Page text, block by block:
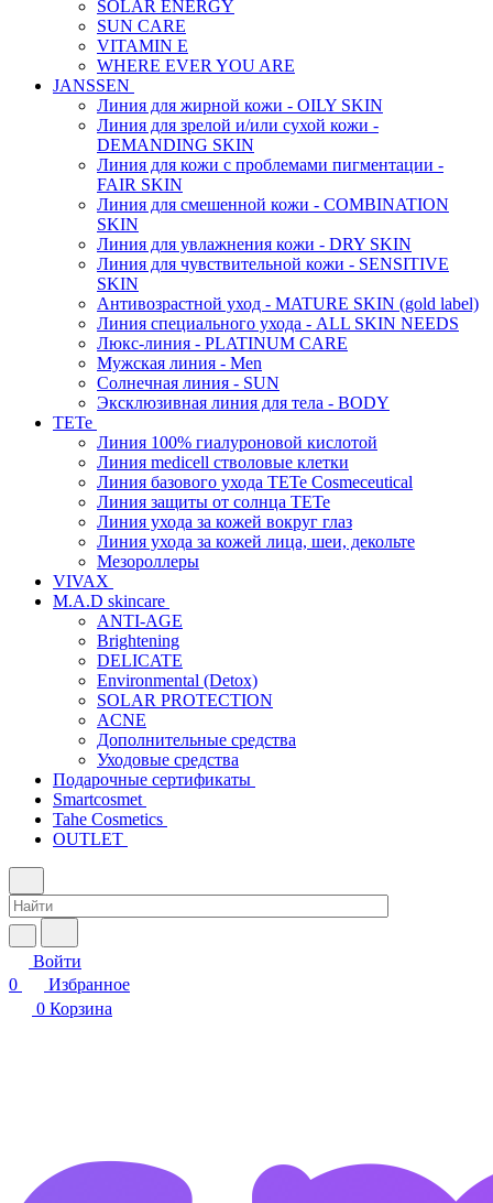
SOLAR ENERGY
SUN CARE
VITAMIN E
WHERE EVER YOU ARE
JANSSEN
Линия для жирной кожи - OILY SKIN
Линия для зрелой и/или сухой кожи -
DEMANDING SKIN
Линия для кожи с проблемами пигментации -
FAIR SKIN
Линия для смешенной кожи - COMBINATION
SKIN
Линия для увлажнения кожи - DRY SKIN
Линия для чувствительной кожи - SENSITIVE
SKIN
Антивозрастной уход - MATURE SKIN (gold label)
Линия специального ухода - ALL SKIN NEEDS
Люкс-линия - PLATINUM CARE
Мужская линия - Men
Солнечная линия - SUN
Эксклюзивная линия для тела - BODY
TETe
Линия 100% гиалуроновой кислотой
Линия medicell стволовые клетки
Линия базового ухода TETe Cosmeceutical
Линия защиты от солнца TETe
Линия ухода за кожей вокруг глаз
Линия ухода за кожей лица, шеи, декольте
Мезороллеры
VIVAX
M.A.D skincare
ANTI-AGE
Brightening
DELICATE
Environmental (Detox)
SOLAR PROTECTION
АCNE
Дополнительные средства
Уходовые средства
Подарочные сертификаты
Smartcosmet
Tahe Cosmetics
OUTLET
Войти
0
Избранное
0 Корзина